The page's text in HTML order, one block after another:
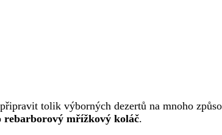
tolik výborných dezertů na mnoho
rebarborový mřížkový koláč.